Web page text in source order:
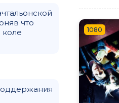
что
коле
1080